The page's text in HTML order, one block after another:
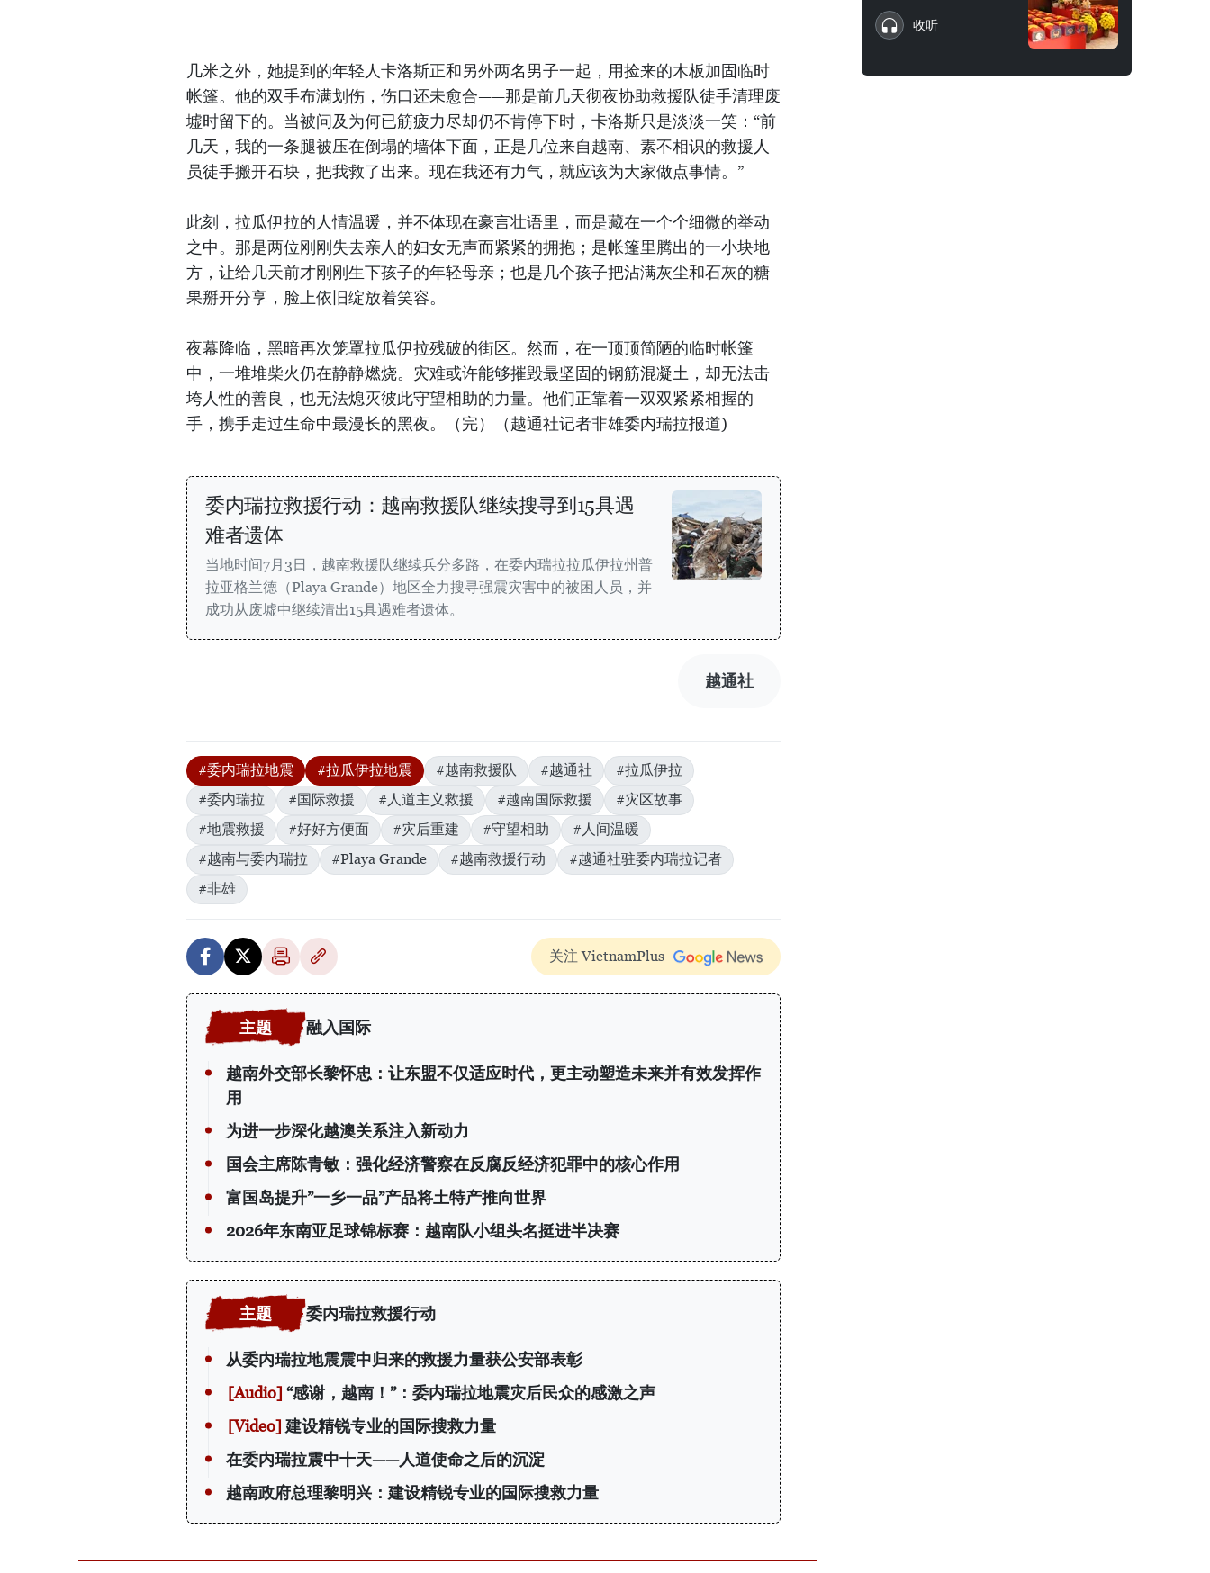
几米之外，她提到的年轻人卡洛斯正和另外两名男子一起，用捡来的木板加固临时
帐篷。他的双手布满划伤，伤口还未愈合——那是前几天彻夜协助救援队徒手清理废
墟时留下的。当被问及为何已筋疲力尽却仍不肯停下时，卡洛斯只是淡淡一笑：“前
几天，我的一条腿被压在倒塌的墙体下面，正是几位来自越南、素不相识的救援人
员徒手搬开石块，把我救了出来。现在我还有力气，就应该为大家做点事情。”
此刻，拉瓜伊拉的人情温暖，并不体现在豪言壮语里，而是藏在一个个细微的举动
之中。那是两位刚刚失去亲人的妇女无声而紧紧的拥抱；是帐篷里腾出的一小块地
方，让给几天前才刚刚生下孩子的年轻母亲；也是几个孩子把沾满灰尘和石灰的糖
果掰开分享，脸上依旧绽放着笑容。
夜幕降临，黑暗再次笼罩拉瓜伊拉残破的街区。然而，在一顶顶简陋的临时帐篷
中，一堆堆柴火仍在静静燃烧。灾难或许能够摧毁最坚固的钢筋混凝土，却无法击
垮人性的善良，也无法熄灭彼此守望相助的力量。他们正靠着一双双紧紧相握的
手，携手走过生命中最漫长的黑夜。（完）（越通社记者非雄委内瑞拉报道)
委内瑞拉救援行动：越南救援队继续搜寻到15具遇
难者遗体
当地时间7月3日，越南救援队继续兵分多路，在委内瑞拉拉瓜伊拉州普
拉亚格兰德（Playa Grande）地区全力搜寻强震灾害中的被困人员，并
成功从废墟中继续清出15具遇难者遗体。
越通社
#委内瑞拉地震 #拉瓜伊拉地震 #越南救援队 #越通社
#拉瓜伊拉
#委内瑞拉
#国际救援 #人道主义救援 #越南国际救援
#灾区故事
#地震救援
#好好方便面 #灾后重建 #守望相助
#人间温暖
#越南与委内瑞拉
#Playa Grande #越南救援行动
#越通社驻委内瑞拉记者
#非雄
关注 VietnamPlus
融入国际
越南外交部长黎怀忠：让东盟不仅适应时代，更主动塑造未来并有效发挥作
用
为进一步深化越澳关系注入新动力
国会主席陈青敏：强化经济警察在反腐反经济犯罪中的核心作用
富国岛提升”一乡一品”产品将土特产推向世界
2026年东南亚足球锦标赛：越南队小组头名挺进半决赛
委内瑞拉救援行动
从委内瑞拉地震震中归来的救援力量获公安部表彰
“感谢，越南！”：委内瑞拉地震灾后民众的感激之声
建设精锐专业的国际搜救力量
在委内瑞拉震中十天——人道使命之后的沉淀
越南政府总理黎明兴：建设精锐专业的国际搜救力量
收听